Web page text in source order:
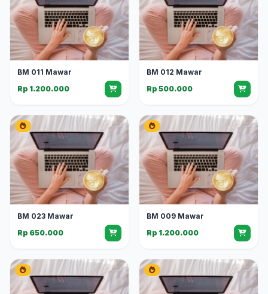
BM 011 Mawar
Rp 1.200.000
BM 012 Mawar
Rp 500.000
BM 023 Mawar
Rp 650.000
BM 009 Mawar
Rp 1.200.000